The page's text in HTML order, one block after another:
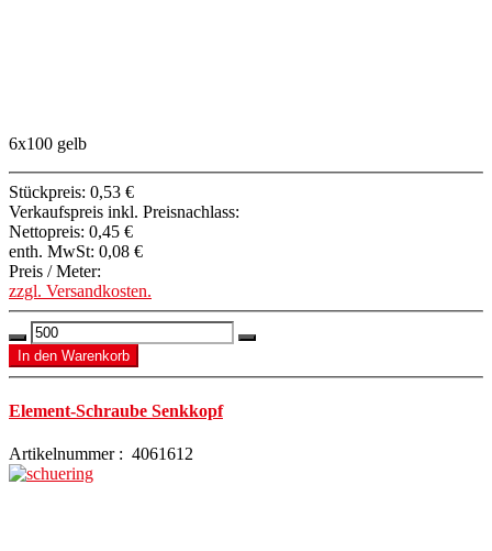
6x100 gelb
Stückpreis: 0,53 €
Verkaufspreis inkl. Preisnachlass:
Nettopreis: 0,45 €
enth. MwSt: 0,08 €
Preis / Meter:
zzgl. Versandkosten.
Element-Schraube Senkkopf
Artikelnummer : 4061612